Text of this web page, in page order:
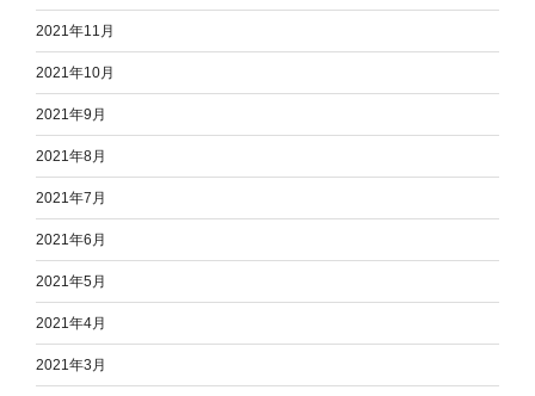
2021年11月
2021年10月
2021年9月
2021年8月
2021年7月
2021年6月
2021年5月
2021年4月
2021年3月